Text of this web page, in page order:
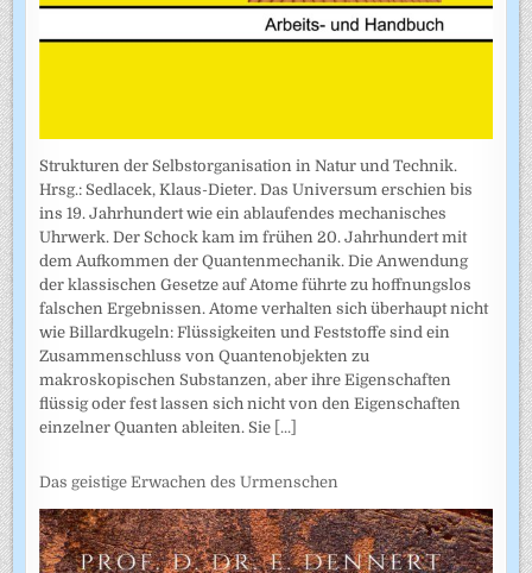
Strukturen der Selbstorganisation in Natur und Technik.
Hrsg.: Sedlacek, Klaus-Dieter. Das Universum erschien bis
ins 19. Jahrhundert wie ein ablaufendes mechanisches
Uhrwerk. Der Schock kam im frühen 20. Jahrhundert mit
dem Aufkommen der Quantenmechanik. Die Anwendung
der klassischen Gesetze auf Atome führte zu hoffnungslos
falschen Ergebnissen. Atome verhalten sich überhaupt nicht
wie Billardkugeln: Flüssigkeiten und Feststoffe sind ein
Zusammenschluss von Quantenobjekten zu
makroskopischen Substanzen, aber ihre Eigenschaften
flüssig oder fest lassen sich nicht von den Eigenschaften
einzelner Quanten ableiten. Sie [...]
Das geistige Erwachen des Urmenschen